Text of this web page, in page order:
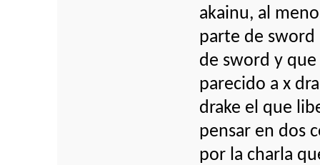
akainu, al
parte de sword
de sword y
parecido a x
drake el que
pensar en dos
por la charla